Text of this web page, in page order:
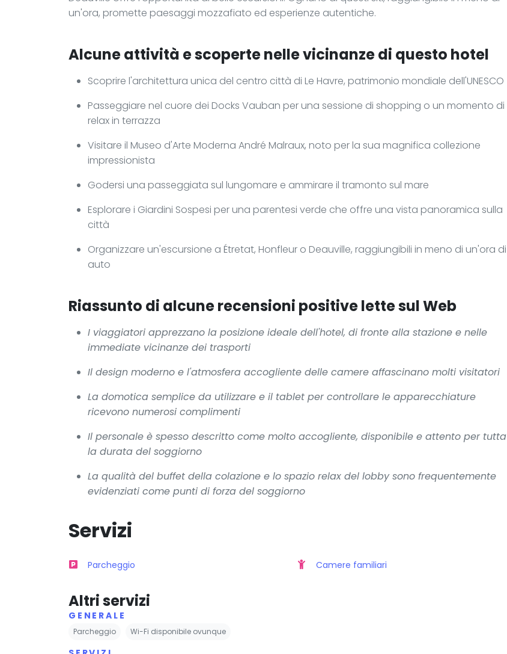
un'ora, promette paesaggi mozzafiato ed esperienze autentiche.
Alcune attività e scoperte nelle vicinanze di questo hotel
Scoprire l'architettura unica del centro città di Le Havre, patrimonio mondiale dell'UNESCO
Passeggiare nel cuore dei Docks Vauban per una sessione di shopping o un momento di
relax in terrazza
Visitare il Museo d'Arte Moderna André Malraux, noto per la sua magnifica collezione
impressionista
Godersi una passeggiata sul lungomare e ammirare il tramonto sul mare
Esplorare i Giardini Sospesi per una parentesi verde che offre una vista panoramica sulla
città
Organizzare un'escursione a Étretat, Honfleur o Deauville, raggiungibili in meno di un'ora di
auto
Riassunto di alcune recensioni positive lette sul Web
I viaggiatori apprezzano la posizione ideale dell'hotel, di fronte alla stazione e nelle
immediate vicinanze dei trasporti
Il design moderno e l'atmosfera accogliente delle camere affascinano molti visitatori
La domotica semplice da utilizzare e il tablet per controllare le apparecchiature
ricevono numerosi complimenti
Il personale è spesso descritto come molto accogliente, disponibile e attento per tutta
la durata del soggiorno
La qualità del buffet della colazione e lo spazio relax del lobby sono frequentemente
evidenziati come punti di forza del soggiorno
Servizi
Parcheggio Camere familiari
Altri servizi
GENERALE
Parcheggio Wi-Fi disponibile ovunque